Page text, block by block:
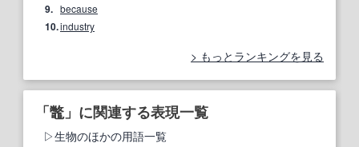
9. because
10.industry
もっとランキングを見る
「鼈」に関連する表現一覧
生物のほかの用語一覧